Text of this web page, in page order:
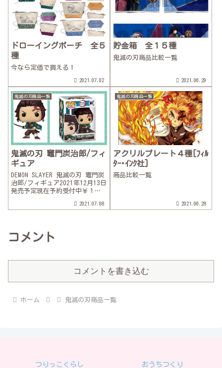
ドローイングポーチ 全５
種
今なら定価で買える！
2021.07.02
貯金箱 全１５種
鬼滅の刃商品比較一覧
2021.06.29
鬼滅の刃商品一覧
鬼滅の刃 竈門炭治郎/フィ
ギュア
DEMON SLAYER 鬼滅の刃 竈門炭
治郎/フィギュア2021年12月13日
発売予定現在予約受付中￥１，
Amazon、楽天同一価格により、
し7/7全高：...
2021.07.08
鬼滅の刃商品一覧
アクリルプレート４種[ﾌｨﾙ
ﾀｰ･ｲﾝｸ社]
商品比較一覧
2021.06.28
コメント
コメントを書き込む
ホーム 鬼滅の刃商品一覧
つりっこくらし おうちつくり